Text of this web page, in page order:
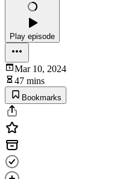
Play episode
Mar 10, 2024
47 mins
Bookmarks